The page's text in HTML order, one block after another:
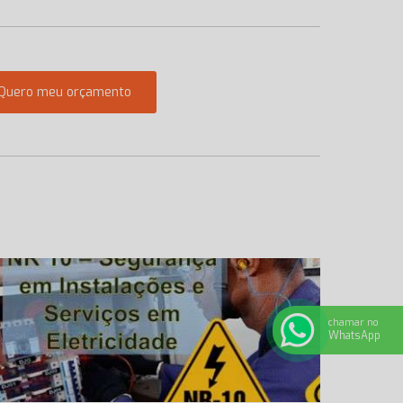
meu orçamento
chamar no
WhatsApp